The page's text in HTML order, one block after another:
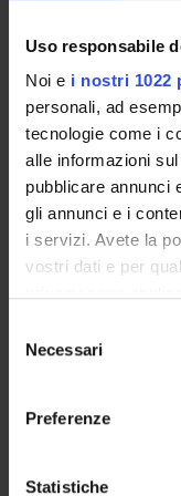
Uso responsabile
Noi e i nostri 1022
personali, ad
tecnologie come i
alle informazioni
pubblicare annunci
gli annunci e i
i servizi. Avete la
vostri dati e per
modificare o
momento dalla
raccogliere
delNecessari
Preferenze
Statistiche
Lingua di erogazione
Italiano
Sede
VERONA
Periodo
non ancora assegnato
Per visualizzare la
modulo appartiene,
2. Consumo di